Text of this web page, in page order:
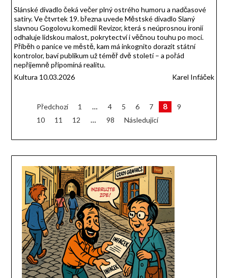
Slánské divadlo čeká večer plný ostrého humoru a nadčasové
satiry. Ve čtvrtek 19. března uvede Městské divadlo Slaný
slavnou Gogolovu komedii Revizor, která s neúprosnou ironií
odhaluje lidskou malost, pokrytectví i věčnou touhu po moci.
Příběh o panice ve městě, kam má inkognito dorazit státní
kontrolor, baví publikum už téměř dvě století – a pořád
nepříjemně připomíná realitu.
Kultura 10.03.2026
Karel Infáček
Stránkování
příspěvků
Předchozí 1 … 4 5 6 7 8
9
10
11 12 … 98 Následující